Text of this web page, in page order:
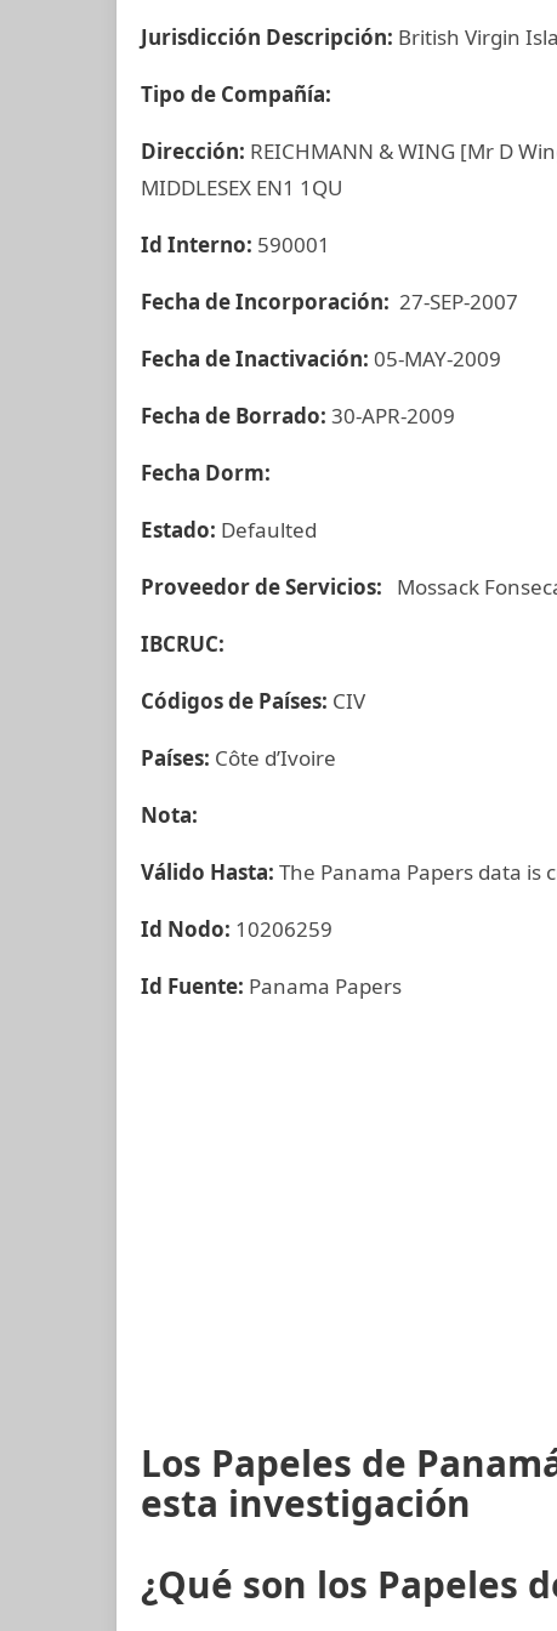
Jurisdicción Descripción: British Virgin
Tipo de Compañía:
Dirección: REICHMANN & WING [Mr D
MIDDLESEX EN1 1QU
Id Interno: 590001
Fecha de Incorporación: 27-SEP-2007
Fecha de Inactivación: 05-MAY-2009
Fecha de Borrado: 30-APR-2009
Fecha Dorm:
Estado: Defaulted
Proveedor de Servicios: Mossack
IBCRUC:
Códigos de Países: CIV
Países: Côte d’Ivoire
Nota:
Válido Hasta: The Panama Papers data
Id Nodo: 10206259
Id Fuente: Panama Papers
Los Papeles de
esta investigación
¿Qué son los Papeles